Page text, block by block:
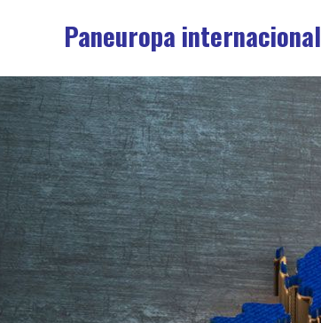
Paneuropa internacional